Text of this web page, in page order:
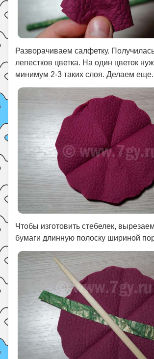
Разворачиваем салфетку.
лепестков цветка. На один цветок
минимум 2-3 таких слоя. Делаем еще.
Чтобы изготовить стебелек,
бумаги длинную полоску шириной